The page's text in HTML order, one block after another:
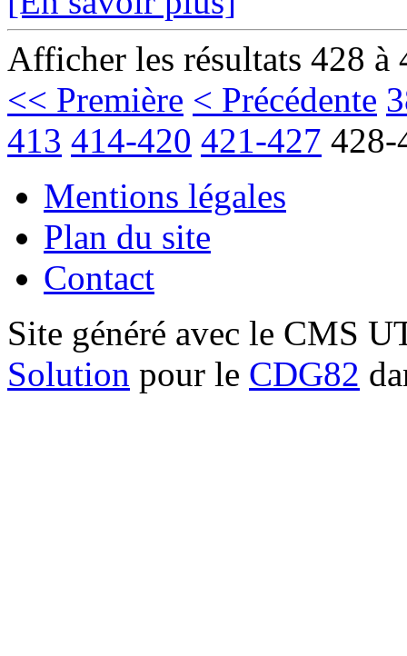
Afficher les résultats 428 à
<< Première < Précédente
413 414-420 421-427 428-
Mentions légales
Plan du site
Contact
Site généré avec le CMS
Solution pour le CDG82